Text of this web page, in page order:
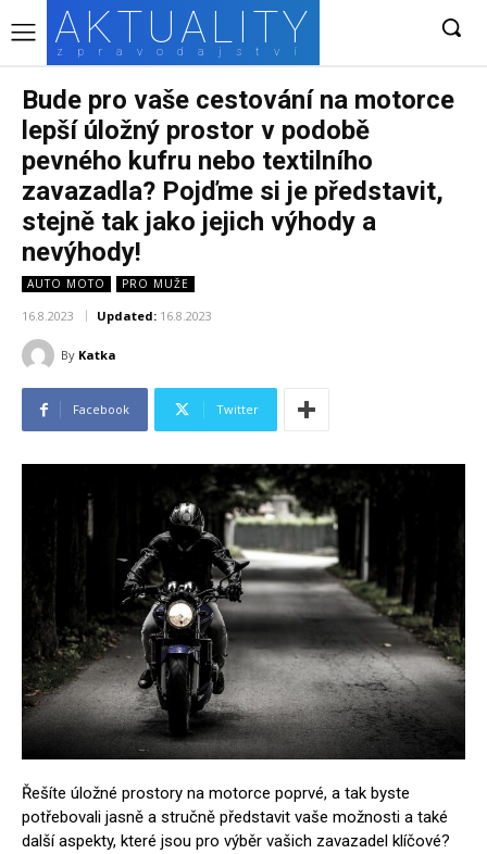
AKTUALITY
zpravodajství
Bude pro vaše cestování na motorce
lepší úložný prostor v podobě
pevného kufru nebo textilního
zavazadla? Pojďme si je představit,
stejně tak jako jejich výhody a
nevýhody!
AUTO MOTO PRO MUŽE
16.8.2023 Updated: 16.8.2023
By Katka
Facebook Twitter
Řešíte úložné prostory na motorce poprvé, a tak byste
potřebovali jasně a stručně představit vaše možnosti a také
další aspekty, které jsou pro výběr vašich zavazadel klíčové?